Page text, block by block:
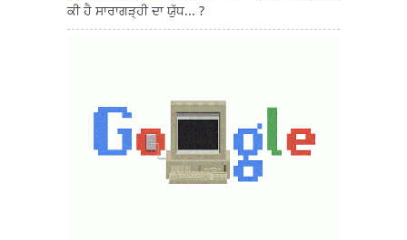
ਕੀ ਹੈ ਸਾਰਾਗੜ੍ਹੀ ਦਾ ਯੁੱਧ... ?